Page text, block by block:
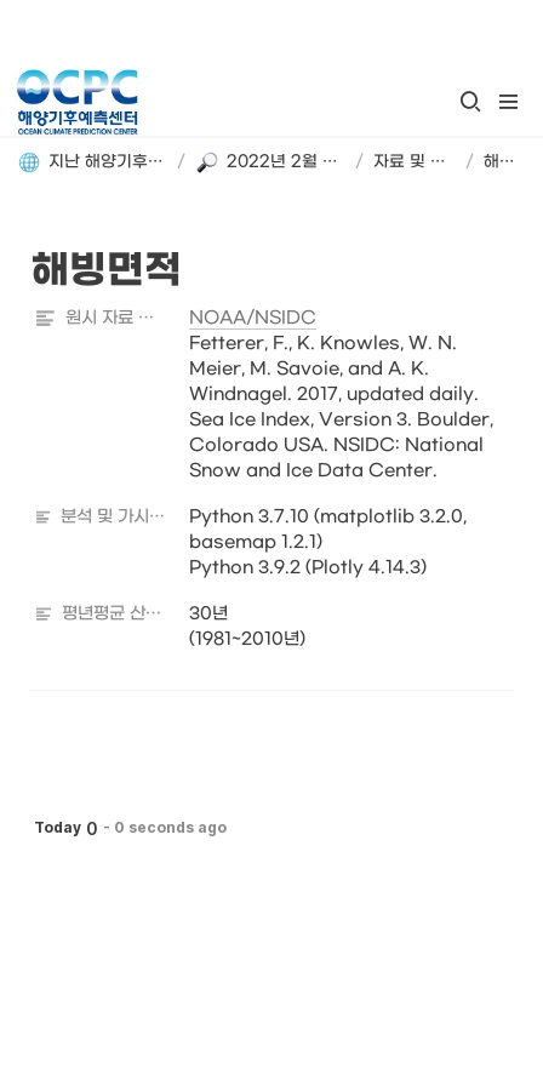
지난 해양기후 분석정보 돌아보기 / 2022년 2월 해양기후 분석정보 / 자료 및 분석 정보 / 해빙면적
해빙면적
원시 자료 출처
NOAA/NSIDC
Fetterer, F., K. Knowles, W. N.
Meier, M. Savoie, and A. K.
Windnagel. 2017, updated daily.
Sea Ice Index, Version 3. Boulder,
Colorado USA. NSIDC: National
Snow and Ice Data Center.
분석 및 가시화 도구
Python 3.7.10 (matplotlib 3.2.0,
basemap 1.2.1)
Python 3.9.2 (Plotly 4.14.3)
평년평균 산출기간
30년
(1981~2010년)
Today 0 - 0 seconds ago